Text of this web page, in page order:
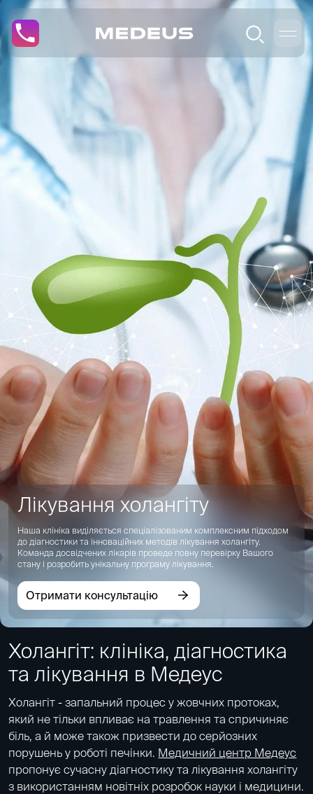
Лікування холангіту
Наша клініка виділяється спеціалізованим комплексним підходом
до діагностики та інноваційних методів лікування холангіту.
Команда досвідчених лікарів проведе повну перевірку Вашого
стану і розробить унікальну програму лікування.
Отримати консультацію
Холангіт: клініка, діагностика
та лікування в Медеус
Холангіт - запальний процес у жовчних протоках,
який не тільки впливає на травлення та спричиняє
біль, а й може також призвести до серйозних
порушень у роботі печінки. Медичний центр Медеус
пропонує сучасну діагностику та лікування холангіту
з використанням новітніх розробок науки і медицини.